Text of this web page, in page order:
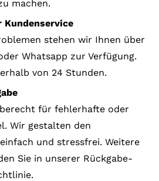
machen.
Kundenservice
stehen wir Ihnen über
Whatsapp zur Verfügung.
von 24 Stunden.
für fehlerhafte oder
Wir gestalten den
und stressfrei. Weitere
Sie in unserer Rückgabe-